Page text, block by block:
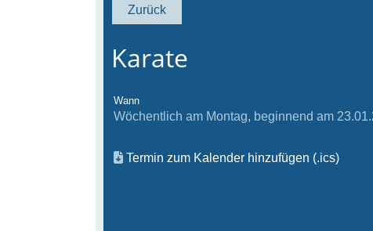
Zurück
Karate
Wann
Wöchentlich am Montag, beginnend am
Termin zum Kalender hinzufügen (.ics)